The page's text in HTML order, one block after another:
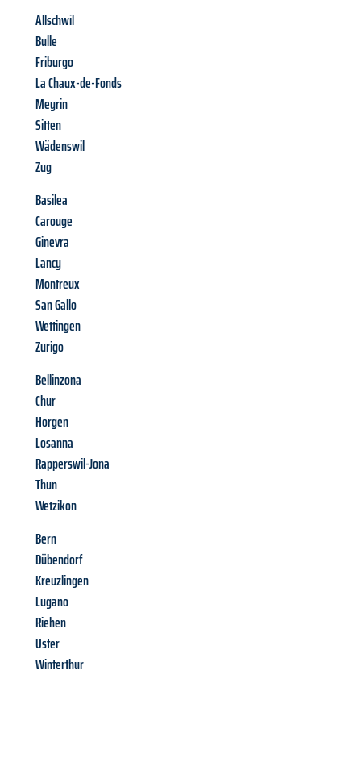
Allschwil
Bulle
Friburgo
La Chaux-de-Fonds
Meyrin
Sitten
Wädenswil
Zug
Basilea
Carouge
Ginevra
Lancy
Montreux
San Gallo
Wettingen
Zurigo
Bellinzona
Chur
Horgen
Losanna
Rapperswil-Jona
Thun
Wetzikon
Bern
Dübendorf
Kreuzlingen
Lugano
Riehen
Uster
Winterthur